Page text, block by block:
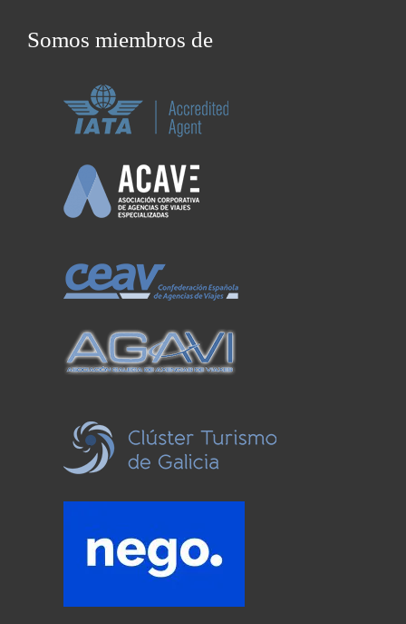
Somos miembros de